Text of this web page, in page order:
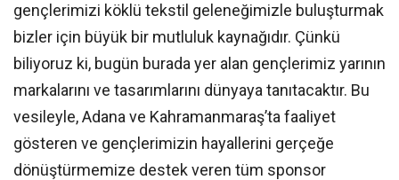
gençlerimizi köklü tekstil geleneğimizle buluşturmak
bizler için büyük bir mutluluk kaynağıdır. Çünkü
biliyoruz ki, bugün burada yer alan gençlerimiz yarının
markalarını ve tasarımlarını dünyaya tanıtacaktır. Bu
vesileyle, Adana ve Kahramanmaraş’ta faaliyet
gösteren ve gençlerimizin hayallerini gerçeğe
dönüştürmemize destek veren tüm sponsor